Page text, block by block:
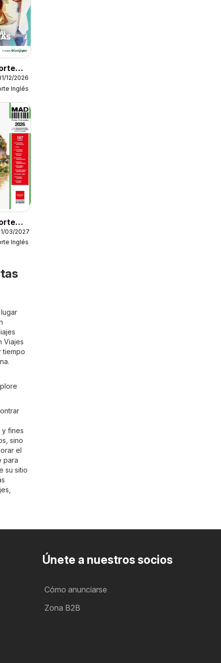
12/2026
Inglés
la
03/2027
Inglés
Viajes
tiempo
y fines
sino
el
para
su sitio
Únete a nuestros socios
Cómo anunciarse
Zona B2B